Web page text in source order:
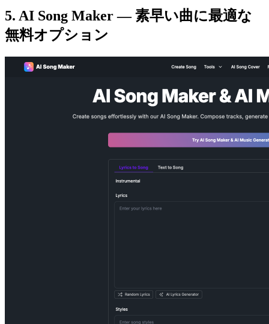
5. AI Song Maker — 素早い曲に最適な
無料オプション